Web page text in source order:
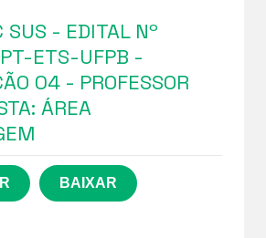
SUS - EDITAL Nº
ETS-UFPB -
04 - PROFESSOR
ÁREA